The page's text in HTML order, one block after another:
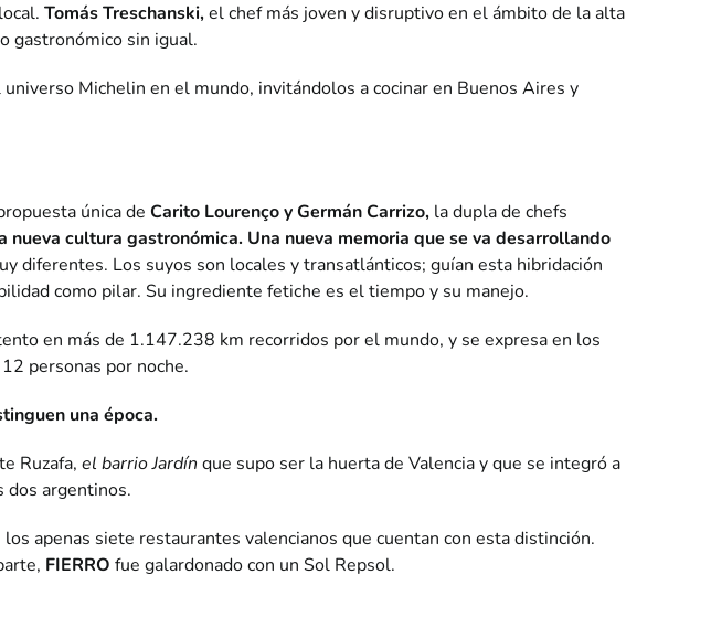
Tomás Treschanski,el chef más joven y disruptivo en el ámbito de la alta
gastronómico sin igual.
Michelin en el mundo, invitándolos a cocinar en Buenos Aires y
única de Carito Lourenço y Germán Carrizo, la dupla de chefs
nueva cultura gastronómica. Una nueva memoria que se va desarrollando
diferentes. Los suyos son locales y transatlánticos; guían esta hibridación
como pilar. Su ingrediente fetiche es el tiempo y su manejo.
en más de 1.147.238 km recorridos por el mundo, y se expresa en los
personas por noche.
una época.
Ruzafa, el barrio Jardín que supo ser la huerta de Valencia y que se integró a
dos argentinos.
apenas siete restaurantes valencianos que cuentan con esta distinción.
FIERRO fue galardonado con un Sol Repsol.